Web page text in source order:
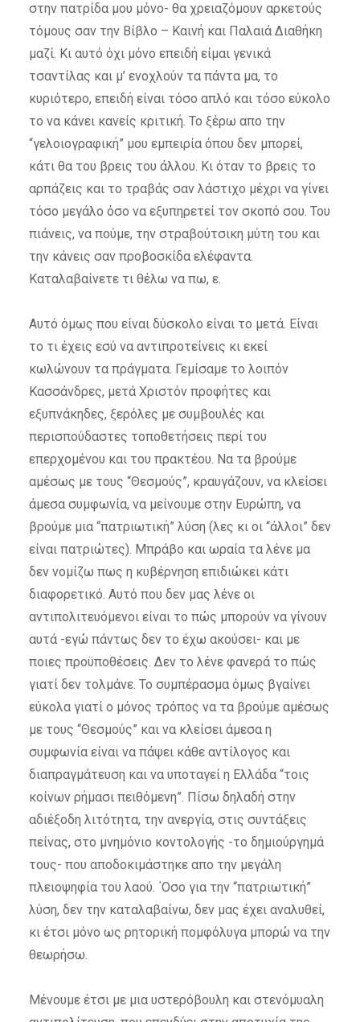
στην πατρίδα μου μόνο- θα χρειαζόμουν αρκετούς
τόμους σαν την Βίβλο – Καινή και Παλαιά Διαθήκη
μαζί. Κι αυτό όχι μόνο επειδή είμαι γενικά
τσαντίλας και μ’ ενοχλούν τα πάντα μα, το
κυριότερο, επειδή είναι τόσο απλό και τόσο εύκολο
το να κάνει κανείς κριτική. Το ξέρω απο την
“γελοιογραφική” μου εμπειρία όπου δεν μπορεί,
κάτι θα του βρεις του άλλου. Κι όταν το βρεις το
αρπάζεις και το τραβάς σαν λάστιχο μέχρι να γίνει
τόσο μεγάλο όσο να εξυπηρετεί τον σκοπό σου. Του
πιάνεις, να πούμε, την στραβούτσικη μύτη του και
την κάνεις σαν προβοσκίδα ελέφαντα.
Καταλαβαίνετε τι θέλω να πω, ε.
Αυτό όμως που είναι δύσκολο είναι το μετά. Είναι
το τι έχεις εσύ να αντιπροτείνεις κι εκεί
κωλώνουν τα πράγματα. Γεμίσαμε το λοιπόν
Κασσάνδρες, μετά Χριστόν προφήτες και
εξυπνάκηδες, ξερόλες με συμβουλές και
περισπούδαστες τοποθετήσεις περί του
επερχομένου και του πρακτέου. Να τα βρούμε
αμέσως με τους “Θεσμούς”, κραυγάζουν, να κλείσει
άμεσα συμφωνία, να μείνουμε στην Ευρώπη, να
βρούμε μια “πατριωτική” λύση (λες κι οι “άλλοι” δεν
είναι πατριώτες). Μπράβο και ωραία τα λένε μα
δεν νομίζω πως η κυβέρνηση επιδιώκει κάτι
διαφορετικό. Αυτό που δεν μας λένε οι
αντιπολιτευόμενοι είναι το πώς μπορούν να γίνουν
αυτά -εγώ πάντως δεν το έχω ακούσει- και με
ποιες προϋποθέσεις. Δεν το λένε φανερά το πώς
γιατί δεν τολμάνε. Το συμπέρασμα όμως βγαίνει
εύκολα γιατί ο μόνος τρόπος να τα βρούμε αμέσως
με τους “Θεσμούς” και να κλείσει άμεσα η
συμφωνία είναι να πάψει κάθε αντίλογος και
διαπραγμάτευση και να υποταγεί η Ελλάδα “τοις
κοίνων ρήμασι πειθόμενη”. Πίσω δηλαδή στην
αδιέξοδη λιτότητα, την ανεργία, στις συντάξεις
πείνας, στο μνημόνιο κοντολογής -το δημιούργημά
τους- που αποδοκιμάστηκε απο την μεγάλη
πλειοψηφία του λαού. ΄Οσο για την “πατριωτική”
λύση, δεν την καταλαβαίνω, δεν μας έχει αναλυθεί,
κι έτσι μόνο ως ρητορική πομφόλυγα μπορώ να την
θεωρήσω.
Μένουμε έτσι με μια υστερόβουλη και στενόμυαλη